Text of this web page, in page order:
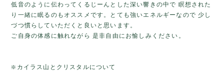
低音のように伝わってくるじーんとした深い響きの中で 瞑想された
り一緒に眠るのもオススメです。とても強いエネルギーなので 少し
づつ慣らしていただくと良いと思います。
ご自身の体感に触れながら 是非自由にお愉しみください。
❇️カイラス山とクリスタルについて